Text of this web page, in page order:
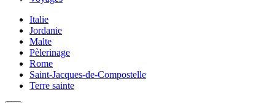
Italie
Jordanie
Malte
Pèlerinage
Rome
Saint-Jacques-de-Compostelle
Terre sainte